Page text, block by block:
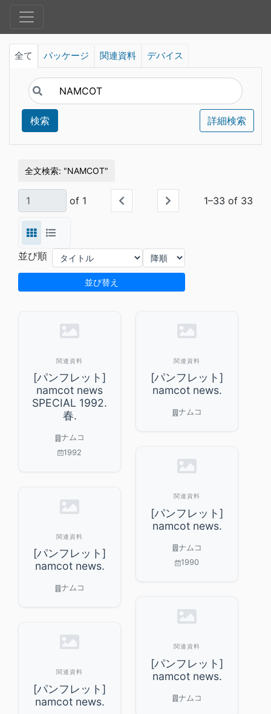
全て パッケージ 関連資料 デバイス
検索 詳細検索
全文検索 NAMCOT
of 1 1–33 of 33
並び順
並び替え
関連資料
[パンフレット]
namcot news
SPECIAL 1992.
春.
ナムコ
1992
関連資料
[パンフレット]
namcot news.
ナムコ
関連資料
[パンフレット]
namcot news.
ナムコ
1990
関連資料
[パンフレット]
namcot news.
ナムコ
関連資料
[パンフレット]
namcot news.
ナムコ
関連資料
[パンフレット]
namcot news.